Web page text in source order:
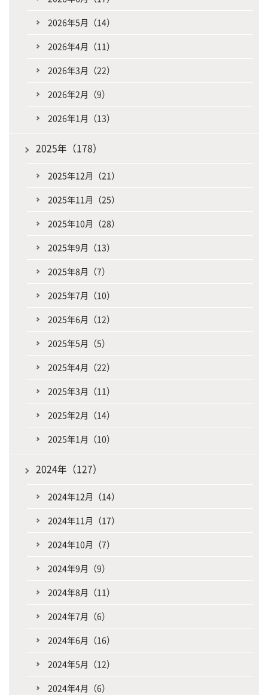
2026年5月（14）
2026年4月（11）
2026年3月（22）
2026年2月（9）
2026年1月（13）
2025年（178）
2025年12月（21）
2025年11月（25）
2025年10月（28）
2025年9月（13）
2025年8月（7）
2025年7月（10）
2025年6月（12）
2025年5月（5）
2025年4月（22）
2025年3月（11）
2025年2月（14）
2025年1月（10）
2024年（127）
2024年12月（14）
2024年11月（17）
2024年10月（7）
2024年9月（9）
2024年8月（11）
2024年7月（6）
2024年6月（16）
2024年5月（12）
2024年4月（6）